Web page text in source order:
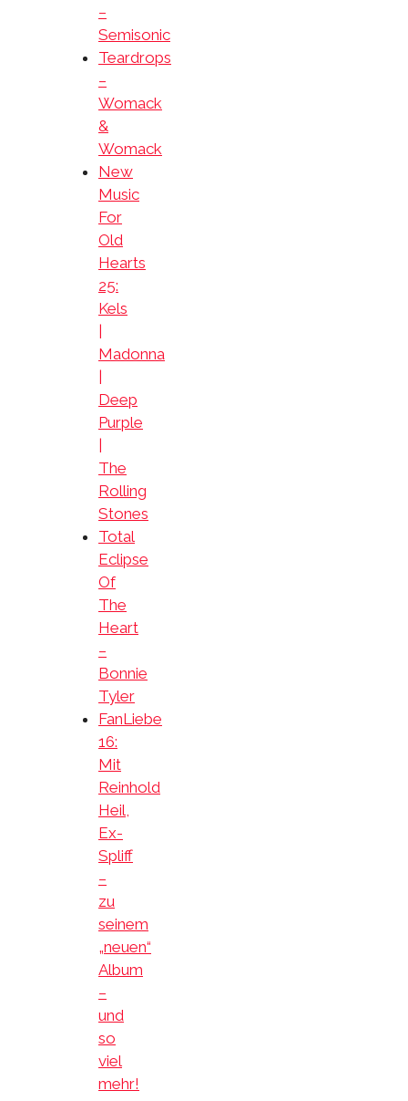
–
Semisonic
Teardrops
–
Womack
&
Womack
New
Music
For
Old
Hearts
25:
Kels
Madonna
Deep
Purple
The
Rolling
Stones
Total
Eclipse
Of
The
Heart
–
Bonnie
Tyler
FanLiebe
16:
Mit
Reinhold
Heil,
Ex-
Spliff
–
zu
seinem
„neuen“
Album
–
und
so
viel
mehr!